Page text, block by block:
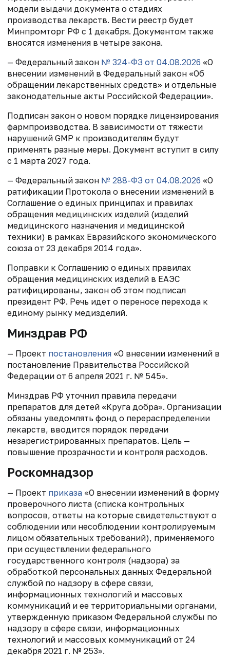
модели выдачи документа о стадиях
производства лекарств. Вести реестр будет
Минпромторг РФ с 1 декабря. Документом также
вносятся изменения в четыре закона.
— Федеральный закон № 324-ФЗ от 04.08.2026 «О
внесении изменений в Федеральный закон «Об
обращении лекарственных средств» и отдельные
законодательные акты Российской Федерации».
Подписан закон о новом порядке лицензирования
фармпроизводства. В зависимости от тяжести
нарушений GMP к производителям будут
применять разные меры. Документ вступит в силу
с 1 марта 2027 года.
— Федеральный закон № 288-ФЗ от 04.08.2026 «О
ратификации Протокола о внесении изменений в
Соглашение о единых принципах и правилах
обращения медицинских изделий (изделий
медицинского назначения и медицинской
техники) в рамках Евразийского экономического
союза от 23 декабря 2014 года».
Поправки к Соглашению о единых правилах
обращения медицинских изделий в ЕАЭС
ратифицированы, закон об этом подписал
президент РФ. Речь идет о переносе перехода к
единому рынку медизделий.
Минздрав РФ
— Проект постановления «О внесении изменений в
постановление Правительства Российской
Федерации от 6 апреля 2021 г. № 545».
Минздрав РФ уточнил правила передачи
препаратов для детей «Круга добра». Организации
обязаны уведомлять фонд о перераспределении
лекарств, вводится порядок передачи
незарегистрированных препаратов. Цель —
повышение прозрачности и контроля расходов.
Роскомнадзор
— Проект приказа «О внесении изменений в форму
проверочного листа (списка контрольных
вопросов, ответы на которые свидетельствуют о
соблюдении или несоблюдении контролируемым
лицом обязательных требований), применяемого
при осуществлении федерального
государственного контроля (надзора) за
обработкой персональных данных Федеральной
службой по надзору в сфере связи,
информационных технологий и массовых
коммуникаций и ее территориальными органами,
утвержденную приказом Федеральной службы по
надзору в сфере связи, информационных
технологий и массовых коммуникаций от 24
декабря 2021 г. № 253».